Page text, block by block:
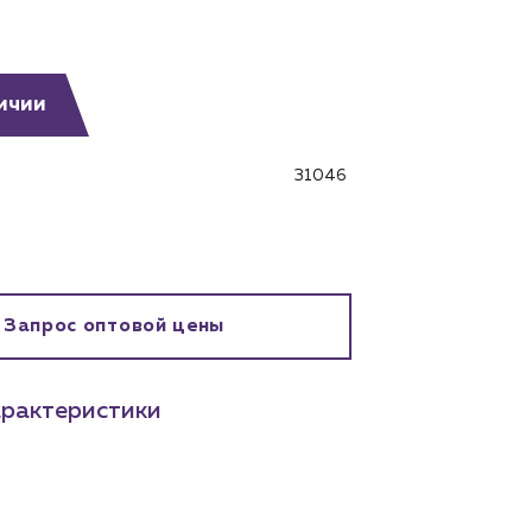
31046
Запрос оптовой цены